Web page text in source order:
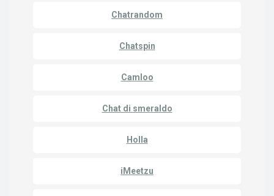
Chatrandom
Chatspin
Camloo
Chat di smeraldo
Holla
iMeetzu